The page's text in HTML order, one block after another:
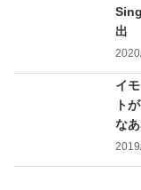
出
イ
ト
な